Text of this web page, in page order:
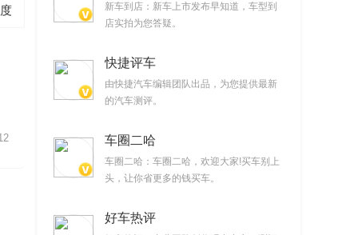
新车到店：新车上市发布早知道，车型到
店实拍为您答疑。
快捷评车
由快捷汽车编辑团队出品，为您提供最新
的汽车测评。
车圈二哈
车圈二哈：车圈二哈，欢迎大家!买车别上
头，让你省更多的钱买车。
好车热评